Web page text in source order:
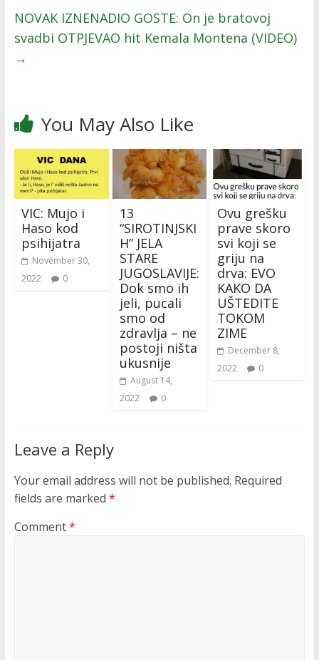
NOVAK IZNENADIO GOSTE: On je bratovoj
svadbi OTPJEVAO hit Kemala Montena (VIDEO)
→
You May Also Like
VIC: Mujo i
Haso kod
psihijatra
November 30,
2022
0
13
“SIROTINJSKI
H” JELA
STARE
JUGOSLAVIJE:
Dok smo ih
jeli, pucali
smo od
zdravlja – ne
postoji ništa
ukusnije
August 14,
2022
0
Ovu grešku
prave skoro
svi koji se
griju na
drva: EVO
KAKO DA
UŠTEDITE
TOKOM
ZIME
December 8,
2022
0
Leave a Reply
Your email address will not be published. Required
fields are marked *
Comment*